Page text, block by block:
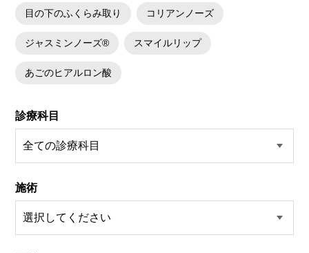
目の下のふくらみ取り コリアンノーズ
ジャスミンノーズ® スマイルリップ
あごのヒアルロン酸
診療科目
施術